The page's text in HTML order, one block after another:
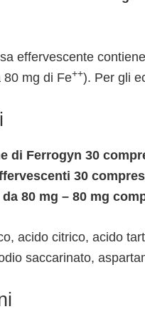
effervescente
80 mg di Fe++). Per gli
di Ferrogyn 30
30
80 mg – 80 mg
acido citrico, acido
saccarinato,